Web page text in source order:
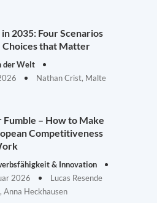
2035: Four Scenarios
Choices that Matter
der Welt
Nathan Crist, Malte
Fumble – How to Make
Competitiveness
& Innovation
2026
Lucas Resende
Anna Heckhausen